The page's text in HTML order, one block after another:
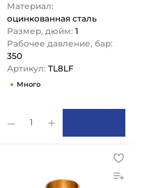
Материал:
оцинкованная сталь
Размер, дюйм: 1
Рабочее давление, бар:
350
Артикул: TL8LF
Много
1